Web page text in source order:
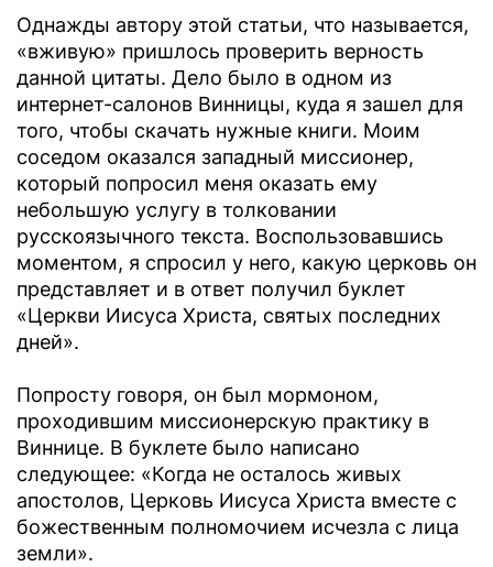
Однажды автору этой статьи, что называется,
«вживую» пришлось проверить верность
данной цитаты. Дело было в одном из
интернет-салонов Винницы, куда я зашел для
того, чтобы скачать нужные книги. Моим
соседом оказался западный миссионер,
который попросил меня оказать ему
небольшую услугу в толковании
русскоязычного текста. Воспользовавшись
моментом, я спросил у него, какую церковь он
представляет и в ответ получил буклет
«Церкви Иисуса Христа, святых последних
дней».
Попросту говоря, он был мормоном,
проходившим миссионерскую практику в
Виннице. В буклете было написано
следующее: «Когда не осталось живых
апостолов, Церковь Иисуса Христа вместе с
божественным полномочием исчезла с лица
земли».